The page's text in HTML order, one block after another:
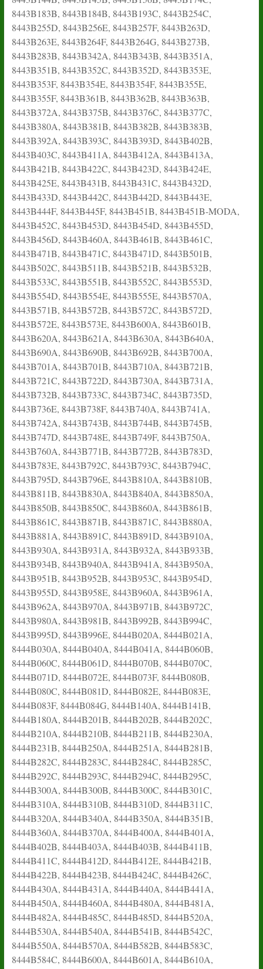
8443B183B, 8443B184B, 8443B193C, 8443B254C,
8443B255D, 8443B256E, 8443B257F, 8443B263D,
8443B263E, 8443B264F, 8443B264G, 8443B273B,
8443B283B, 8443B342A, 8443B343B, 8443B351A,
8443B351B, 8443B352C, 8443B352D, 8443B353E,
8443B353F, 8443B354E, 8443B354F, 8443B355E,
8443B355F, 8443B361B, 8443B362B, 8443B363B,
8443B372A, 8443B375B, 8443B376C, 8443B377C,
8443B380A, 8443B381B, 8443B382B, 8443B383B,
8443B392A, 8443B393C, 8443B393D, 8443B402B,
8443B403C, 8443B411A, 8443B412A, 8443B413A,
8443B421B, 8443B422C, 8443B423D, 8443B424E,
8443B425E, 8443B431B, 8443B431C, 8443B432D,
8443B433D, 8443B442C, 8443B442D, 8443B443E,
8443B444F, 8443B445F, 8443B451B, 8443B451B-MODA,
8443B452C, 8443B453D, 8443B454D, 8443B455D,
8443B456D, 8443B460A, 8443B461B, 8443B461C,
8443B471B, 8443B471C, 8443B471D, 8443B501B,
8443B502C, 8443B511B, 8443B521B, 8443B532B,
8443B533C, 8443B551B, 8443B552C, 8443B553D,
8443B554D, 8443B554E, 8443B555E, 8443B570A,
8443B571B, 8443B572B, 8443B572C, 8443B572D,
8443B572E, 8443B573E, 8443B600A, 8443B601B,
8443B620A, 8443B621A, 8443B630A, 8443B640A,
8443B690A, 8443B690B, 8443B692B, 8443B700A,
8443B701A, 8443B701B, 8443B710A, 8443B721B,
8443B721C, 8443B722D, 8443B730A, 8443B731A,
8443B732B, 8443B733C, 8443B734C, 8443B735D,
8443B736E, 8443B738F, 8443B740A, 8443B741A,
8443B742A, 8443B743B, 8443B744B, 8443B745B,
8443B747D, 8443B748E, 8443B749F, 8443B750A,
8443B760A, 8443B771B, 8443B772B, 8443B783D,
8443B783E, 8443B792C, 8443B793C, 8443B794C,
8443B795D, 8443B796E, 8443B810A, 8443B810B,
8443B811B, 8443B830A, 8443B840A, 8443B850A,
8443B850B, 8443B850C, 8443B860A, 8443B861B,
8443B861C, 8443B871B, 8443B871C, 8443B880A,
8443B881A, 8443B891C, 8443B891D, 8443B910A,
8443B930A, 8443B931A, 8443B932A, 8443B933B,
8443B934B, 8443B940A, 8443B941A, 8443B950A,
8443B951B, 8443B952B, 8443B953C, 8443B954D,
8443B955D, 8443B958E, 8443B960A, 8443B961A,
8443B962A, 8443B970A, 8443B971B, 8443B972C,
8443B980A, 8443B981B, 8443B992B, 8443B994C,
8443B995D, 8443B996E, 8444B020A, 8444B021A,
8444B030A, 8444B040A, 8444B041A, 8444B060B,
8444B060C, 8444B061D, 8444B070B, 8444B070C,
8444B071D, 8444B072E, 8444B073F, 8444B080B,
8444B080C, 8444B081D, 8444B082E, 8444B083E,
8444B083F, 8444B084G, 8444B140A, 8444B141B,
8444B180A, 8444B201B, 8444B202B, 8444B202C,
8444B210A, 8444B210B, 8444B211B, 8444B230A,
8444B231B, 8444B250A, 8444B251A, 8444B281B,
8444B282C, 8444B283C, 8444B284C, 8444B285C,
8444B292C, 8444B293C, 8444B294C, 8444B295C,
8444B300A, 8444B300B, 8444B300C, 8444B301C,
8444B310A, 8444B310B, 8444B310D, 8444B311C,
8444B320A, 8444B340A, 8444B350A, 8444B351B,
8444B360A, 8444B370A, 8444B400A, 8444B401A,
8444B402B, 8444B403A, 8444B403B, 8444B411B,
8444B411C, 8444B412D, 8444B412E, 8444B421B,
8444B422B, 8444B423B, 8444B424C, 8444B426C,
8444B430A, 8444B431A, 8444B440A, 8444B441A,
8444B450A, 8444B460A, 8444B480A, 8444B481A,
8444B482A, 8444B485C, 8444B485D, 8444B520A,
8444B530A, 8444B540A, 8444B541B, 8444B542C,
8444B550A, 8444B570A, 8444B582B, 8444B583C,
8444B584C, 8444B600A, 8444B601A, 8444B610A,